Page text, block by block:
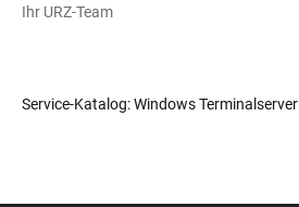
Ihr URZ-Team
Service-Katalog: Windows Terminalserver